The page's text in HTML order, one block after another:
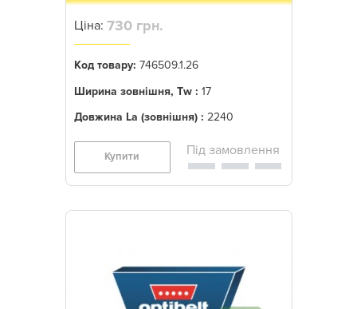
Ціна: 730 грн.
Код товару: 746509.1.26
Ширина зовнішня, Tw : 17
Довжина La (зовнішня) : 2240
Купити